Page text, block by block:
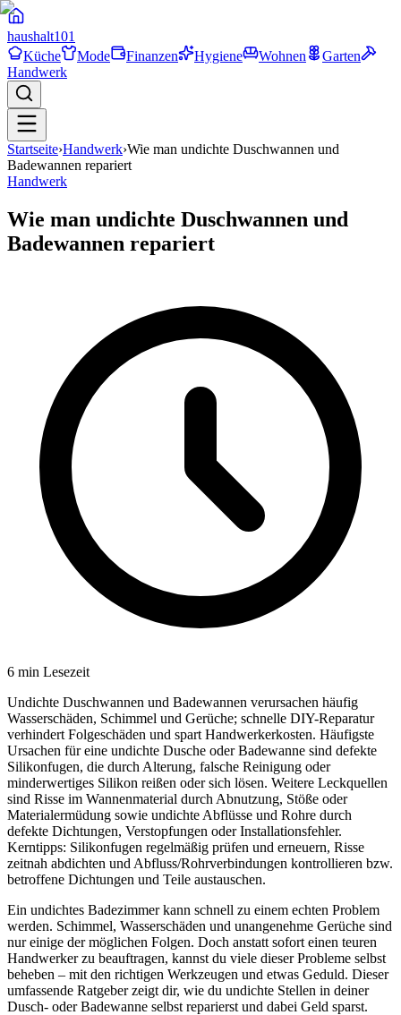
haushalt101
Küche
Mode Finanzen Hygiene Wohnen
Garten
Handwerk
Startseite›Handwerk›Wie man undichte Duschwannen und
Badewannen repariert
Handwerk
Wie man undichte Duschwannen und
Badewannen repariert
6 min Lesezeit
Undichte Duschwannen und Badewannen verursachen häufig
Wasserschäden, Schimmel und Gerüche; schnelle DIY-Reparatur
verhindert Folgeschäden und spart Handwerkerkosten. Häufigste
Ursachen für eine undichte Dusche oder Badewanne sind defekte
Silikonfugen, die durch Alterung, falsche Reinigung oder
minderwertiges Silikon reißen oder sich lösen. Weitere Leckquellen
sind Risse im Wannenmaterial durch Abnutzung, Stöße oder
Materialermüdung sowie undichte Abflüsse und Rohre durch
defekte Dichtungen, Verstopfungen oder Installationsfehler.
Kerntipps: Silikonfugen regelmäßig prüfen und erneuern, Risse
zeitnah abdichten und Abfluss/Rohrverbindungen kontrollieren bzw.
betroffene Dichtungen und Teile austauschen.
Ein undichtes Badezimmer kann schnell zu einem echten Problem
werden. Schimmel, Wasserschäden und unangenehme Gerüche sind
nur einige der möglichen Folgen. Doch anstatt sofort einen teuren
Handwerker zu beauftragen, kannst du viele dieser Probleme selbst
beheben – mit den richtigen Werkzeugen und etwas Geduld. Dieser
umfassende Ratgeber zeigt dir, wie du undichte Stellen in deiner
Dusch- oder Badewanne selbst reparierst und dabei Geld sparst.